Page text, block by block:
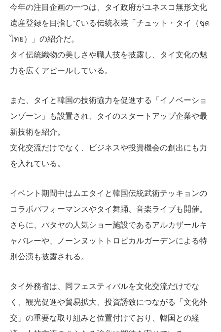
今年の注目企画の一つは、タイ政府がユネスコ無形文化
遺産登録を目指している伝統衣装「チュット・タイ（ชุด
ไทย）」の紹介だ。
タイ伝統織物の美しさや職人技を披露し、タイ文化の魅
力を広くアピールしている。
また、タイと韓国の技術協力を促進する「イノベーショ
ンゾーン」も設置され、タイのスタートアップ企業や最
新技術を紹介。
文化交流だけでなく、ビジネスや投資機会の創出にも力
を入れている。
イベント期間中はムエタイと韓国伝統武術テッキョンの
コラボパフォーマンスやタイ舞踊、音楽ライブも開催。
さらに、パタヤの人気ショー施設であるアルカザールキ
ャバレーや、ノーンヌットトロピカルガーデンによる特
別公演も披露される。
タイ外務省は、同フェスティバルを文化交流だけでな
く、観光促進や貿易拡大、投資誘致につながる「文化外
交」の重要な取り組みと位置付けており、韓国との経